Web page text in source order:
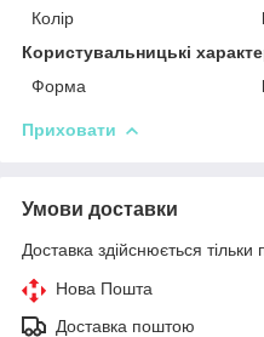
Колір
Користувальницькі
Форма
Приховати
Умови доставки
Доставка здійснюється тільки
Нова Пошта
Доставка поштою